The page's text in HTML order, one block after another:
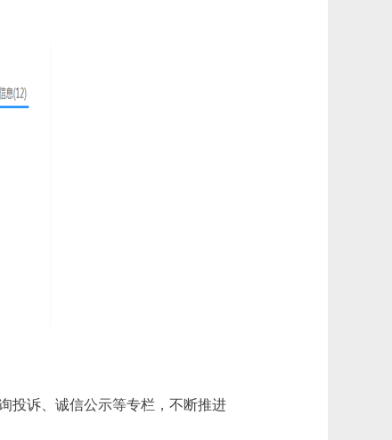
投诉、诚信公示等专栏，不断推进